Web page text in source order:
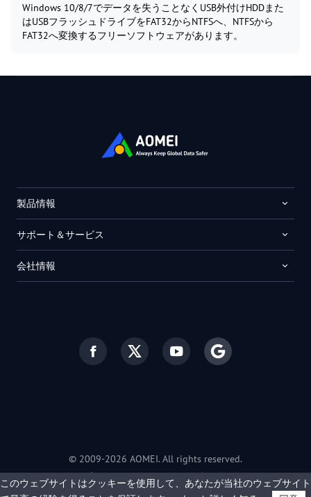
Windows 10/8/7でデータを失うことなくUSB外付けHDDまた
はUSBフラッシュドライブをFAT32からNTFSへ、NTFSから
FAT32へ変換するフリーソフトウェアがあります。
製品情報
サポート＆サービス
会社情報
© 2009-2026 AOMEI. All rights reserved.
プライバシーポリシー
| 利用規約
このウェブサイトはクッキーを使用して、あなたが当社のウェブサイト